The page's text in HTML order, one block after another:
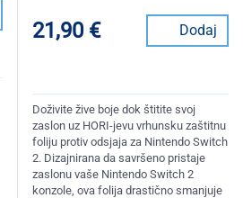
21,90 € Dodaj
Doživite žive boje dok štitite svoj
zaslon uz HORI-jevu vrhunsku zaštitnu
foliju protiv odsjaja za Nintendo Switch
2. Dizajnirana da savršeno pristaje
zaslonu vaše Nintendo Switch 2
konzole, ova folija drastično smanjuje